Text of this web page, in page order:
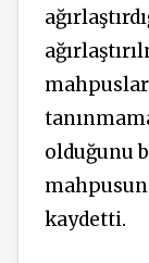
mahpuslar
olduğunu
mahpusun
kaydetti.